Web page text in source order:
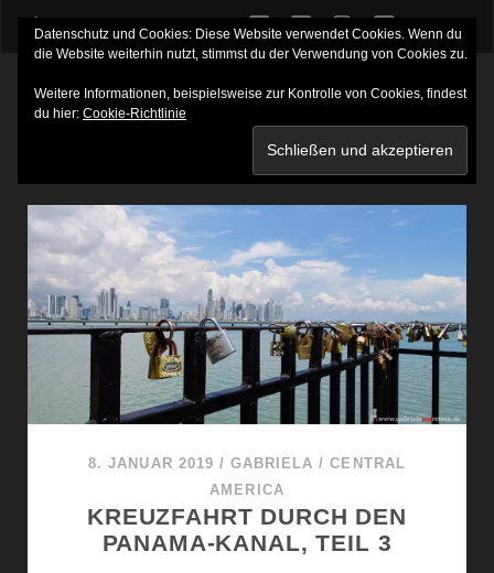
twitterfacebookinstagram
youtube
8. JANUAR 2019 / GABRIELA /CENTRAL
AMERICA
KREUZFAHRT DURCH DEN
PANAMA-KANAL, TEIL 3
Datenschutz und Cookies: Diese Website verwendet Cookies. Wenn du
die Website weiterhin nutzt, stimmst du der Verwendung von Cookies zu.
Weitere Informationen, beispielsweise zur Kontrolle von Cookies, findest
du hier: Cookie-Richtlinie